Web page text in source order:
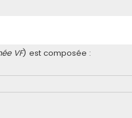
VF) est composée :